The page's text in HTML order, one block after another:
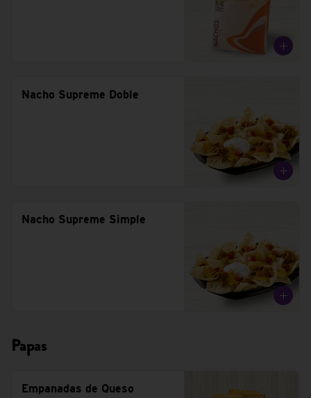
Nacho Supreme Doble
Nacho Supreme Simple
Papas
Empanadas de Queso